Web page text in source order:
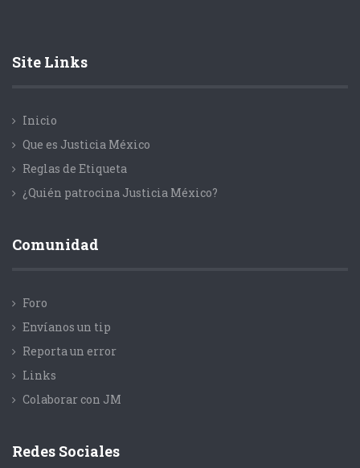
Site Links
Inicio
Que es Justicia México
Reglas de Etiqueta
¿Quién patrocina Justicia México?
Comunidad
Foro
Envíanos un tip
Reporta un error
Links
Colaborar con JM
Redes Sociales